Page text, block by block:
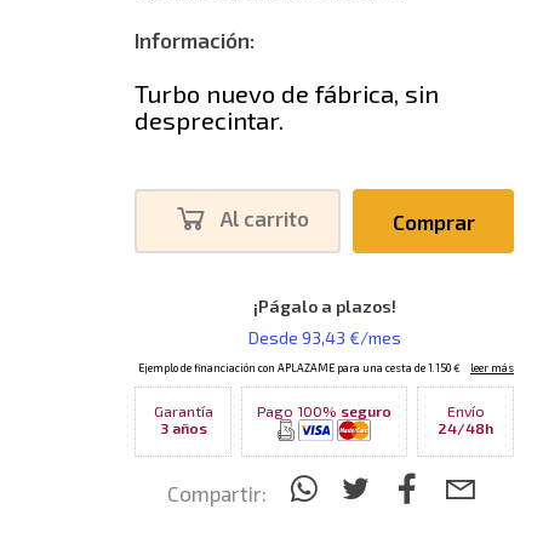
Información:
Turbo nuevo de fábrica, sin
desprecintar.
Al carrito Comprar
Garantía
3 años
Pago 100% seguro
Envío
24/48h
Compartir: